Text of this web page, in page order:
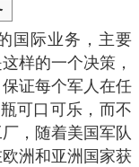
国际业务，主要
样的一个决策，
证每个军人在任
可口可乐，而不
，随着美国军队
洲和亚洲国家获